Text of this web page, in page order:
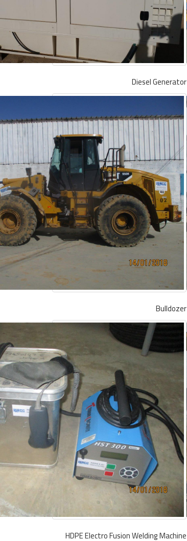
Diesel Generator
Bulldozer
HDPE Electro Fusion Welding Machine